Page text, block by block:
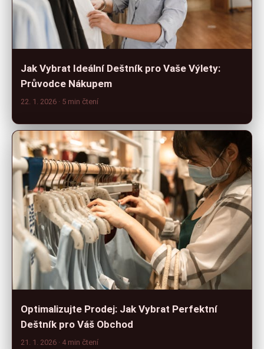
Jak Vybrat Ideální Deštník pro Vaše Výlety:
Průvodce Nákupem
22. 1. 2026 · 5 min čtení
Optimalizujte Prodej: Jak Vybrat Perfektní
Deštník pro Váš Obchod
21. 1. 2026 · 4 min čtení